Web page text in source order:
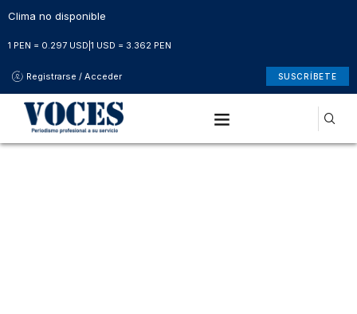
Clima no disponible
1 PEN = 0.297 USD 1 USD = 3.362 PEN
Registrarse / Acceder SUSCRÍBETE